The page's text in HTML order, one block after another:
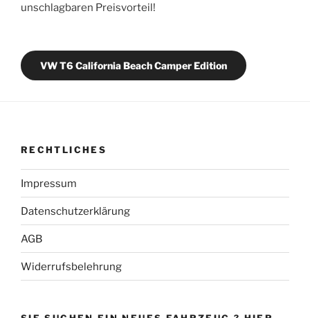
unschlagbaren Preisvorteil!
VW T6 California Beach Camper Edition
RECHTLICHES
Impressum
Datenschutzerklärung
AGB
Widerrufsbelehrung